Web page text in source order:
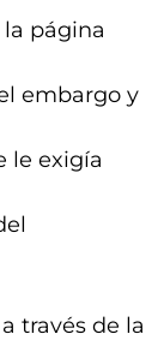
página
embargo y
le exigía
través de la